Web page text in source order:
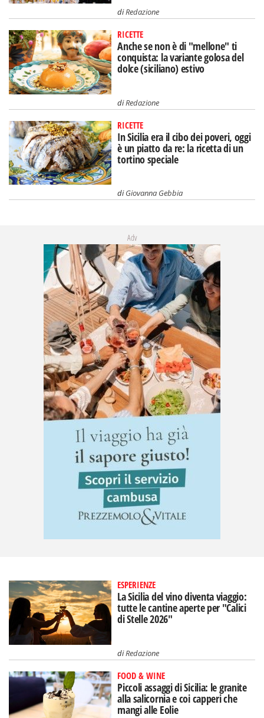
diRedazione
RICETTE
Anche se non è di "mellone" ti
conquista: la variante golosa del
dolce (siciliano) estivo
diRedazione
RICETTE
In Sicilia era il cibo dei poveri, oggi
è un piatto da re: la ricetta di un
tortino speciale
diGiovanna Gebbia
Adv
ESPERIENZE
La Sicilia del vino diventa viaggio:
tutte le cantine aperte per "Calici
di Stelle 2026"
diRedazione
FOOD & WINE
Piccoli assaggi di Sicilia: le granite
alla salicornia e coi capperi che
mangi alle Eolie